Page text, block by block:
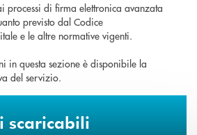
processi di firma elettronica avanzata
previsto dal Codice
e le altre normative vigenti.
in questa sezione è disponibile la
del servizio.
scaricabili